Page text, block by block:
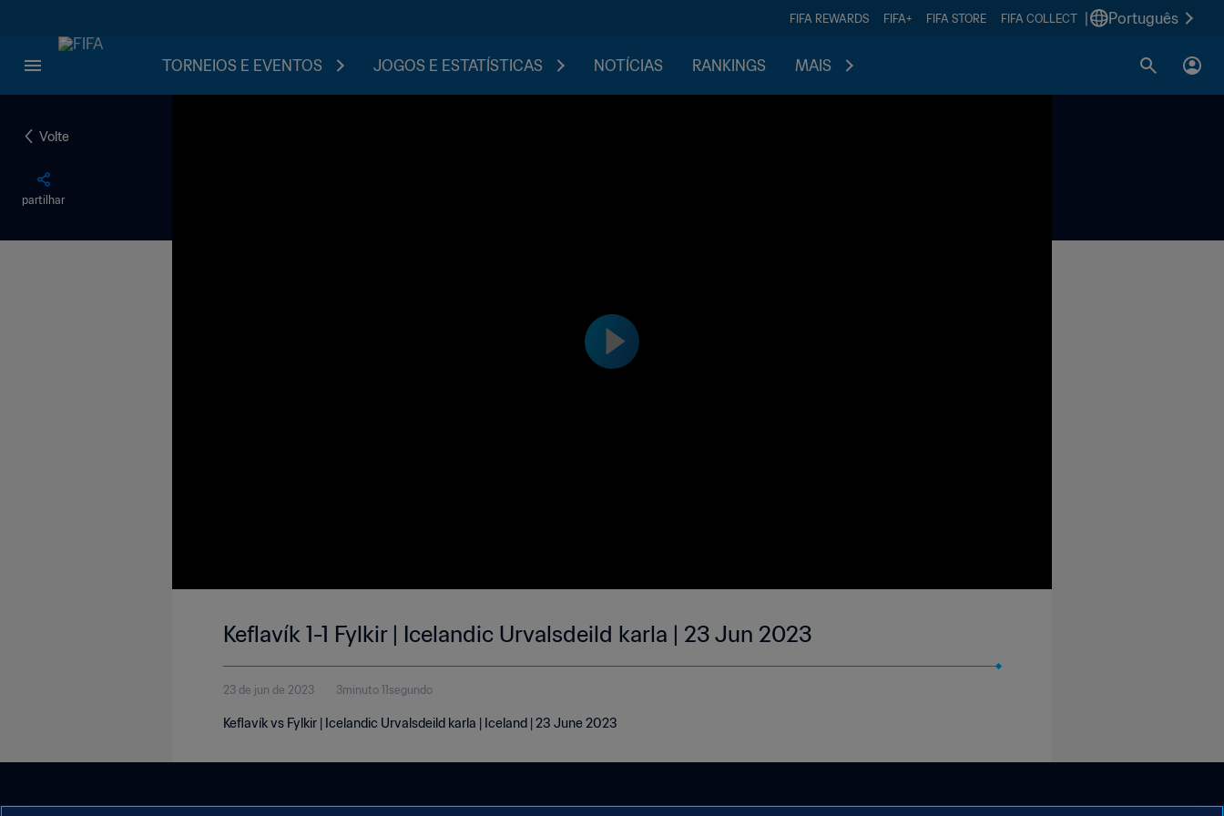
FIFA REWARDS FIFA+ FIFA STORE FIFA COLLECT Português
TORNEIOS E EVENTOS JOGOS E ESTATÍSTICAS NOTÍCIAS RANKINGS MAIS
Volte
partilhar
Keflavík 1-1 Fylkir | Icelandic Urvalsdeild karla | 23 Jun 2023
23 de jun de 2023 3minuto 11segundo
Keflavík vs Fylkir | Icelandic Urvalsdeild karla | Iceland | 23 June 2023